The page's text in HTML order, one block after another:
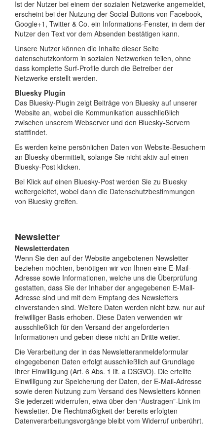
Ist der Nutzer bei einem der sozialen Netzwerke angemeldet,
erscheint bei der Nutzung der Social-Buttons von Facebook,
Google+1, Twitter & Co. ein Informations-Fenster, in dem der
Nutzer den Text vor dem Absenden bestätigen kann.
Unsere Nutzer können die Inhalte dieser Seite
datenschutzkonform in sozialen Netzwerken teilen, ohne
dass komplette Surf-Profile durch die Betreiber der
Netzwerke erstellt werden.
Bluesky Plugin
Das Bluesky-Plugin zeigt Beiträge von Bluesky auf unserer
Website an, wobei die Kommunikation ausschließlich
zwischen unserem Webserver und den Bluesky-Servern
stattfindet.
Es werden keine persönlichen Daten von Website-Besuchern
an Bluesky übermittelt, solange Sie nicht aktiv auf einen
Bluesky-Post klicken.
Bei Klick auf einen Bluesky-Post werden Sie zu Bluesky
weitergeleitet, wobei dann die Datenschutzbestimmungen
von Bluesky greifen.
Newsletter
Newsletterdaten
Wenn Sie den auf der Website angebotenen Newsletter
beziehen möchten, benötigen wir von Ihnen eine E-Mail-
Adresse sowie Informationen, welche uns die Überprüfung
gestatten, dass Sie der Inhaber der angegebenen E-Mail-
Adresse sind und mit dem Empfang des Newsletters
einverstanden sind. Weitere Daten werden nicht bzw. nur auf
freiwilliger Basis erhoben. Diese Daten verwenden wir
ausschließlich für den Versand der angeforderten
Informationen und geben diese nicht an Dritte weiter.
Die Verarbeitung der in das Newsletteranmeldeformular
eingegebenen Daten erfolgt ausschließlich auf Grundlage
Ihrer Einwilligung (Art. 6 Abs. 1 lit. a DSGVO). Die erteilte
Einwilligung zur Speicherung der Daten, der E-Mail-Adresse
sowie deren Nutzung zum Versand des Newsletters können
Sie jederzeit widerrufen, etwa über den “Austragen”-Link im
Newsletter. Die Rechtmäßigkeit der bereits erfolgten
Datenverarbeitungsvorgänge bleibt vom Widerruf unberührt.